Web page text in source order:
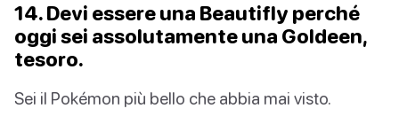
14. Devi essere una Beautifly perché
oggi sei assolutamente una Goldeen,
tesoro.
Sei il Pokémon più bello che abbia mai visto.